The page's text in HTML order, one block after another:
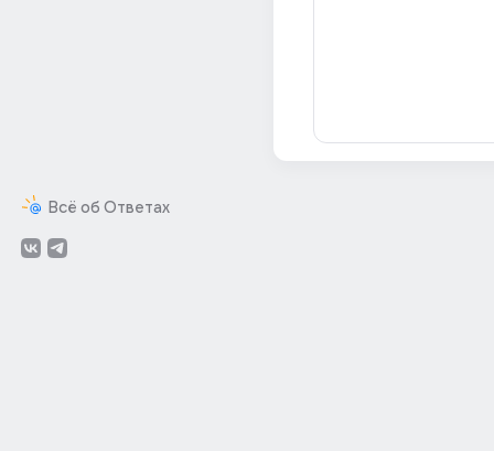
Всё об Ответах